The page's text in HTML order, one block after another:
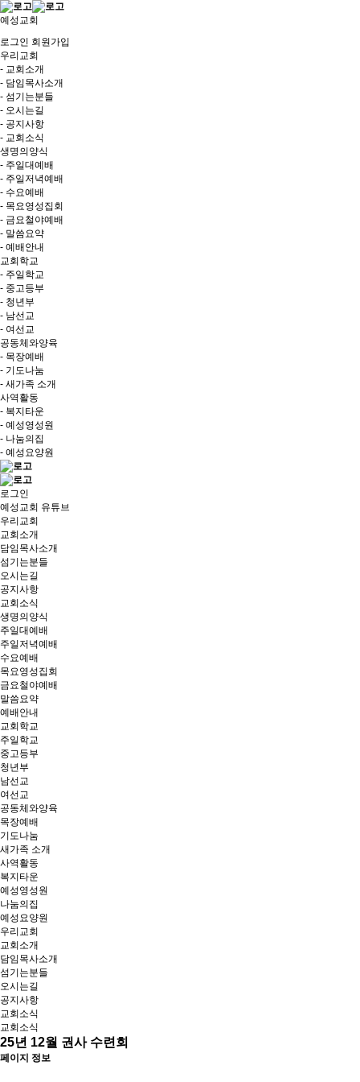
예성교회
로그인 회원가입
우리교회
- 교회소개
- 담임목사소개
- 섬기는분들
- 오시는길
- 공지사항
- 교회소식
생명의양식
- 주일대예배
- 주일저녁예배
- 수요예배
- 목요영성집회
- 금요철야예배
- 말씀요약
- 예배안내
교회학교
- 주일학교
- 중고등부
- 청년부
- 남선교
- 여선교
공동체와양육
- 목장예배
- 기도나눔
- 새가족 소개
사역활동
- 복지타운
- 예성영성원
- 나눔의집
- 예성요양원
로그인
예성교회 유튜브
우리교회
교회소개
담임목사소개
섬기는분들
오시는길
공지사항
교회소식
생명의양식
주일대예배
주일저녁예배
수요예배
목요영성집회
금요철야예배
말씀요약
예배안내
교회학교
주일학교
중고등부
청년부
남선교
여선교
공동체와양육
목장예배
기도나눔
새가족 소개
사역활동
복지타운
예성영성원
나눔의집
예성요양원
우리교회
교회소개
담임목사소개
섬기는분들
오시는길
공지사항
교회소식
교회소식
25년 12월 권사 수련회
페이지 정보